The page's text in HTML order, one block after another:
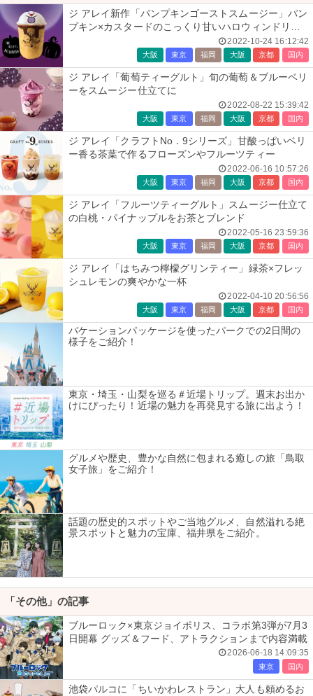
ジ アレイ新作「パンプキンゴーストスムージー」パン
プキン×カスタードのこっくり甘いハロウィンドリン
2022-10-24 16:12:42
大阪 東京 福岡 大阪 京都 国内
ジ アレイ「葡萄ティーグルト」旬の葡萄＆ブルーベリ
ーをスムージー仕立てに
2022-08-22 15:39:42
大阪 東京 福岡 大阪 京都 国内
ジ アレイ「クラフトNo．9シリーズ」甘酸っぱいベリ
ー香る茶葉で作るフローズンやフルーツティー
2022-06-16 10:57:26
大阪 東京 福岡 大阪 京都 国内
ジ アレイ「フルーツティーグルト」スムージー仕立て
の白桃・パイナップルをお茶とブレンド
2022-05-16 23:59:36
大阪 東京 福岡 大阪 京都 国内
ジ アレイ「はちみつ檸檬グリンティー」緑茶×フレッ
シュレモンの爽やかな一杯
2022-04-10 20:56:56
大阪 東京 福岡 大阪 京都 国内
バケーションパッケージを使ったパークでの2日間の
様子をご紹介！
東京・埼玉・山梨を巡る＃近場トリップ。週末お出か
けにぴったり！近場の魅力を再発見する旅に出よう！
グルメや歴史、豊かな自然に包まれる癒しの旅「鳥取
女子旅」をご紹介！
話題の歴史的スポットやご当地グルメ、自然溢れる絶
景スポットと魅力の宝庫、福井県をご紹介。
「その他」の記事
ブルーロック×東京ジョイポリス、コラボ第3弾が7月3
日開幕 グッズ＆フード、アトラクションまで内容満載
2026-06-18 14:09:35
東京 国内
池袋パルコに「ちいかわレストラン」大人も頼めるお